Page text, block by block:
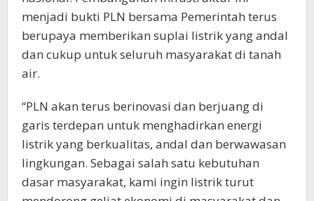
menjadi bukti PLN bersama Pemerintah terus
berupaya memberikan suplai listrik yang andal
dan cukup untuk seluruh masyarakat di tanah
air.
“PLN akan terus berinovasi dan berjuang di
garis terdepan untuk menghadirkan energi
listrik yang berkualitas, andal dan berwawasan
lingkungan. Sebagai salah satu kebutuhan
dasar masyarakat, kami ingin listrik turut